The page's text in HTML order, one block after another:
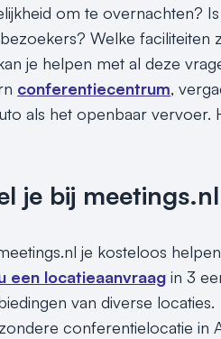
om te overnachten?
Welke
je helpen met al deze
conferentiecentrum,
als het openbaar
je bij meetings.nl
je kosteloos
een locatieaanvraag in 3
van diverse locaties.
conferentielocatie in